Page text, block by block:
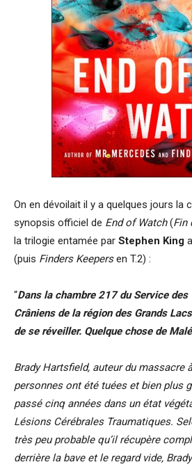
On en dévoilait il y a quelques jours la
synopsis officiel de End of Watch(Fin
la trilogie entamée par Stephen King
(puis Finders Keepersen T.2) :
“Dans la chambre 217 du Service
Crâniens de la région des Grands
de se réveiller. Quelque chose de
Brady Hartsfield, auteur du massacre
personnes ont été tuées et bien plus
passé cinq années dans un état
Lésions Cérébrales Traumatiques.
très peu probable qu’il récupère
derrière la bave et le regard vide,